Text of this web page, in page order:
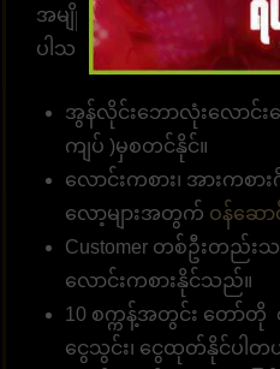
အမျိုးမျိုးသော အကျိုးကျေးဇူ
ပါသည်။
အွန်လိုင်းဘောလုံးလောင်း
ကျပ် )မှစတင်နိုင်။
လောင်းကစား၊ အားကစားဂိ
လော့များအတွက် ဝန်ဆေ
Customer တစ်ဦးတည်းသ
လောင်းကစားနိုင်သည်။
10 စက္ကန့်အတွင်း တော်တို စ
ငွေသွင်း၊ ငွေထုတ်နိုင်ပါတ